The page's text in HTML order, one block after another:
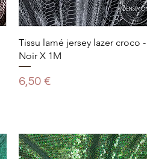
Tissu lamé jersey lazer croco -
Noir X 1M
Prix
6,50 €